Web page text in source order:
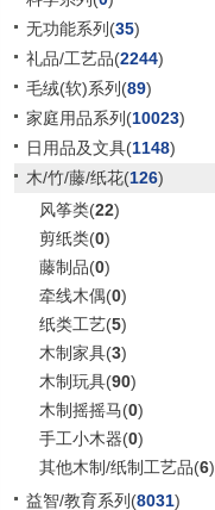
无功能系列(35)
礼品/工艺品(2244)
毛绒(软)系列(89)
家庭用品系列(10023)
日用品及文具(1148)
木/竹/藤/纸花(126)
风筝类(22)
剪纸类(0)
藤制品(0)
牵线木偶(0)
纸类工艺(5)
木制家具(3)
木制玩具(90)
木制摇摇马(0)
手工小木器(0)
其他木制/纸制工艺品(6)
益智/教育系列(8031)